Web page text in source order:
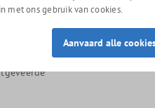
op moeilijk
heeft de vering
Dit zorgt
met ons gebruik van cookies.
Aanvaard alle